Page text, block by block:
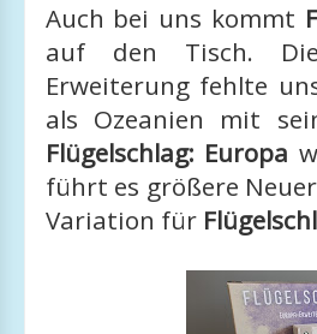
Auch bei uns kommt
auf den Tisch.
Erweiterung fehlte
als Ozeanien mit
Flügelschlag: Europa
führt es größere
Variation für